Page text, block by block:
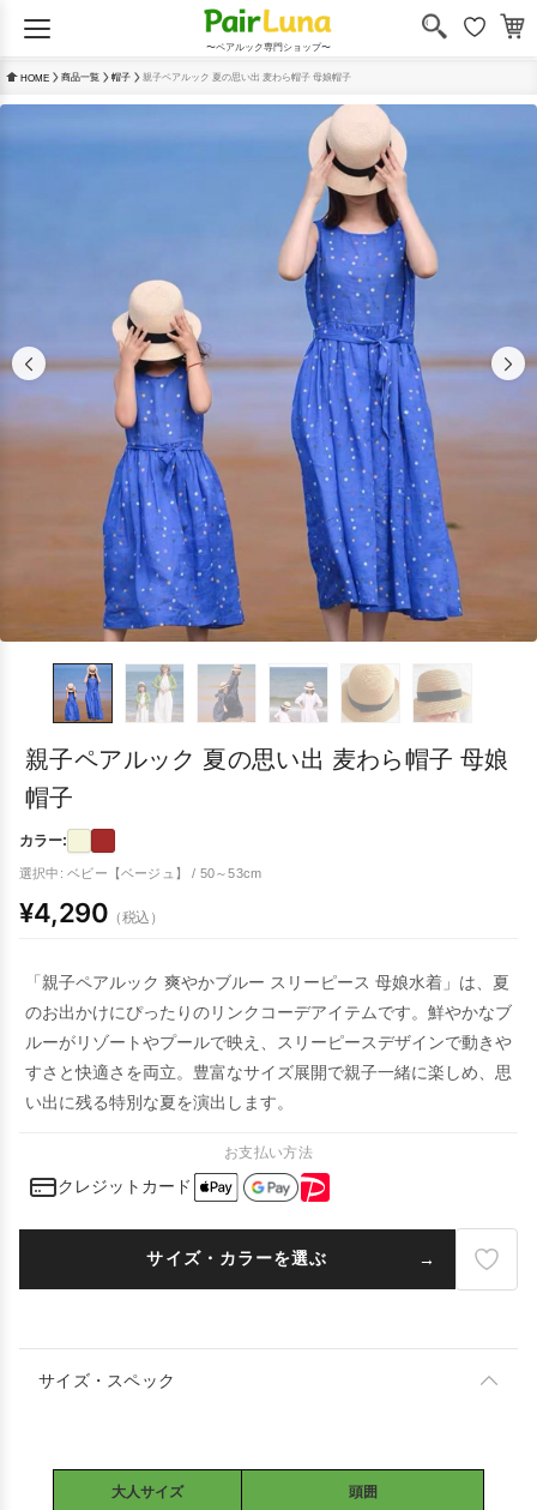
〜ペアルック専門ショップ〜
HOME 商品一覧 帽子 親子ペアルック 夏の思い出 麦わら帽子 母娘帽子
親子ペアルック 夏の思い出 麦わら帽子 母娘
帽子
カラー:
選択中: ベビー【ベージュ】 / 50～53cm
¥4,290 （税込）
「親子ペアルック 爽やかブルー スリーピース 母娘水着」は、夏
のお出かけにぴったりのリンクコーデアイテムです。鮮やかなブ
ルーがリゾートやプールで映え、スリーピースデザインで動きや
すさと快適さを両立。豊富なサイズ展開で親子一緒に楽しめ、思
い出に残る特別な夏を演出します。
お支払い方法
クレジットカード
サイズ・カラーを選ぶ
サイズ・スペック
大人サイズ 頭囲